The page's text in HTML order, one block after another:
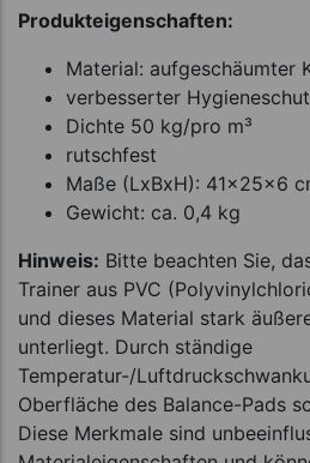
Produkteigenschaften:
Material: aufgeschäumter
verbesserter
Dichte 50 kg/pro m³
rutschfest
Maße (LxBxH): 41x25x6
Gewicht: ca. 0,4 kg
Hinweis: Bitte beachten Sie,
Trainer aus PVC
und dieses Material stark
unterliegt. Durch ständige
Temperatur-/
Oberfläche des Balance-Pads
Diese Merkmale sind